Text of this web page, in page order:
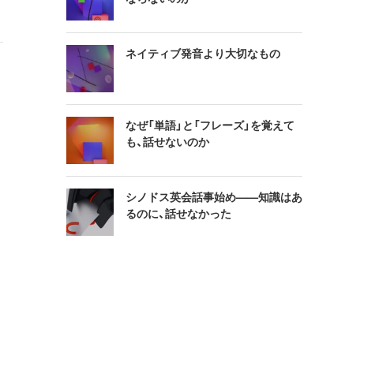
ネイティブ発音より大切なもの
なぜ「単語」と「フレーズ」を覚えて
も、話せないのか
シノドス英会話事始め——知識はあ
るのに、話せなかった